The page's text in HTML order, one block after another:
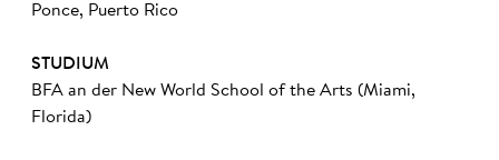
Ponce, Puerto Rico
STUDIUM
BFA an der New World School of the Arts (Miami,
Florida)